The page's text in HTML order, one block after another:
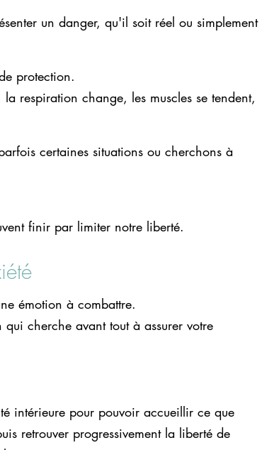
un danger, qu'il soit réel ou simplement
protection.
respiration change, les muscles se tendent,
certaines situations ou cherchons à
finir par limiter notre liberté.
émotion à combattre.
cherche avant tout à assurer votre
intérieure pour pouvoir accueillir ce que
retrouver progressivement la liberté de